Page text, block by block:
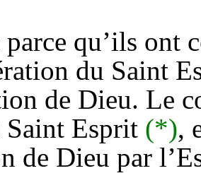
parce qu’ils ont
du Saint
de Dieu. Le
Esprit (*),
de Dieu par